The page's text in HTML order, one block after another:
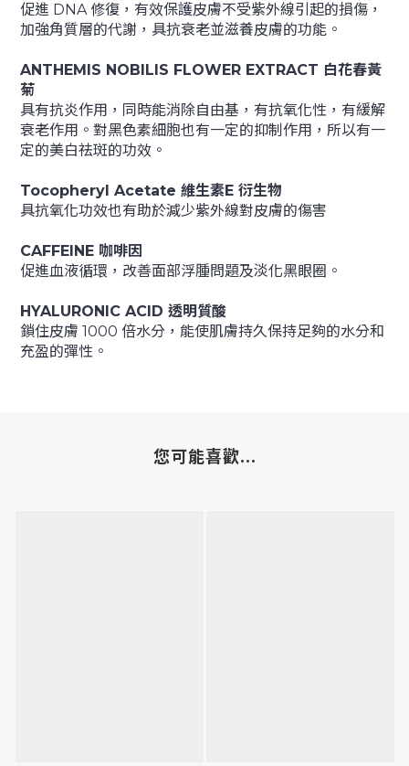
促進 DNA 修復，有效保護皮膚不受紫外線引起的損傷，
加強角質層的代謝，具抗衰老並滋養皮膚的功能。
ANTHEMIS NOBILIS FLOWER EXTRACT 白花春黃
菊
具有抗炎作用，同時能消除自由基，有抗氧化性，有緩解
衰老作用。對黑色素細胞也有一定的抑制作用，所以有一
定的美白祛斑的功效。
Tocopheryl Acetate 維生素E 衍生物
具抗氧化功效也有助於減少紫外線對皮膚的傷害
CAFFEINE 咖啡因
促進血液循環，改善面部浮腫問題及淡化黑眼圈。
HYALURONIC ACID 透明質酸
鎖住皮膚 1000 倍水分，能使肌膚持久保持足夠的水分和
充盈的彈性。
您可能喜歡...